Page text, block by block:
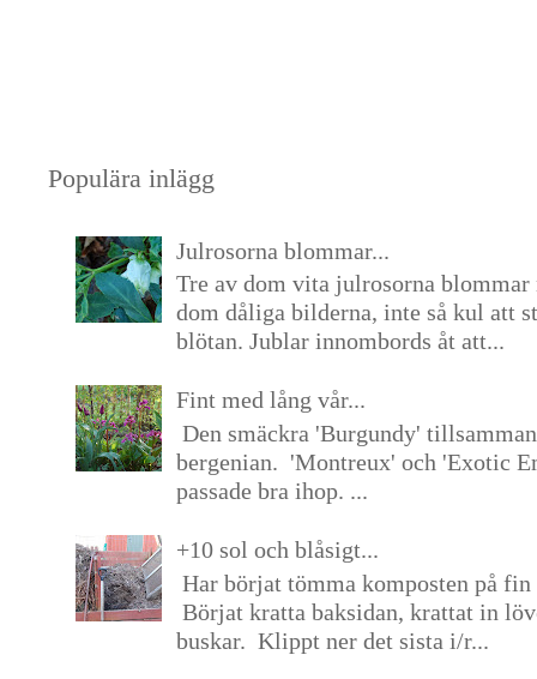
Populära inlägg
Julrosorna blommar...
Tre av dom vita julrosorna blommar
dom dåliga bilderna, inte så kul att
blötan. Jublar innombords åt att...
Fint med lång vår...
Den smäckra 'Burgundy'
bergenian. 'Montreux' och 'Exotic
passade bra ihop. ...
+10 sol och blåsigt...
Har börjat tömma komposten på
Börjat kratta baksidan, krattat in
buskar. Klippt ner det sista i/r...